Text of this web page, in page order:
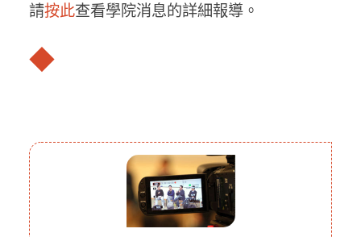
請按此查看學院消息的詳細報導。
◆